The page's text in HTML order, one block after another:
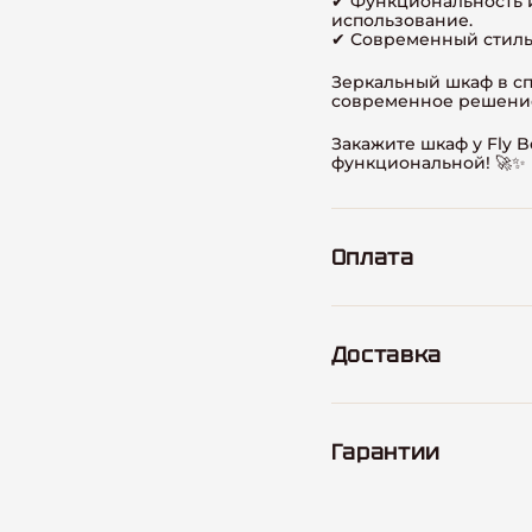
использование.
✔ Современный
Зеркальный шкаф в
современное
Закажите шкаф у Fly
функциональной! 🚀✨
Оплата
Доставка
Гарантии